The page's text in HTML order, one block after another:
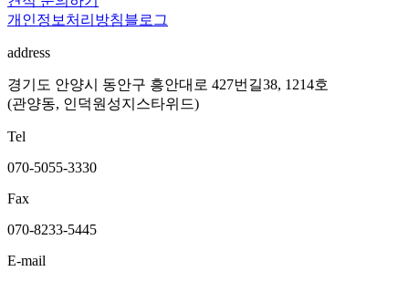
개인정보처리방침블로그
address
경기도 안양시 동안구 흥안대로 427번길38, 1214호
(관양동, 인덕원성지스타위드)
Tel
070-5055-3330
Fax
070-8233-5445
E-mail